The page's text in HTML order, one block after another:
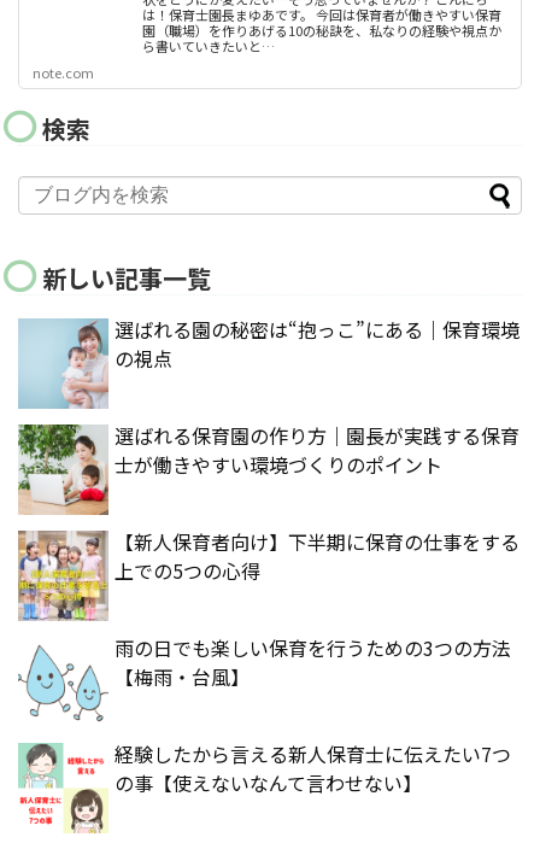
は！保育士園長まゆあです。 今回は保育者が働きやすい保育
園（職場）を作りあげる10の秘訣を、私なりの経験や視点か
ら書いていきたいと…
note.com
検索
新しい記事一覧
選ばれる園の秘密は“抱っこ”にある｜保育環境
の視点
選ばれる保育園の作り方｜園長が実践する保育
士が働きやすい環境づくりのポイント
【新人保育者向け】下半期に保育の仕事をする
上での5つの心得
雨の日でも楽しい保育を行うための3つの方法
【梅雨・台風】
経験したから言える新人保育士に伝えたい7つ
の事【使えないなんて言わせない】